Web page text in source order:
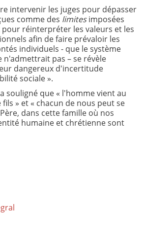
intervenir les juges pour dépasser
comme des limitesimposées
réinterpréter les valeurs et les
afin de faire prévaloir les
individuels - que le système
n'admettrait pas – se révèle
dangereux d'incertitude
sociale ».
souligné que « l'homme vient au
» et « chacun de nous peut se
dans cette famille où nos
humaine et chrétienne sont